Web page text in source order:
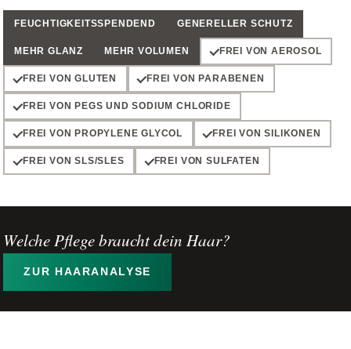
FEUCHTIGKEITSSPENDEND GENERELLER SCHUTZ
MEHR GLANZ MEHR VOLUMEN FREI VON AEROSOL
FREI VON GLUTEN FREI VON PARABENEN
FREI VON PEGS UND SODIUM CHLORIDE
FREI VON PROPYLENE GLYCOL FREI VON SILIKONEN
FREI VON SLS/SLES FREI VON SULFATEN
Welche Pflege braucht dein Haar?
ZUR HAARANALYSE